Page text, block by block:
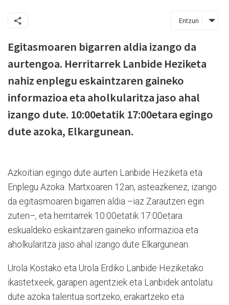
Entzun
Egitasmoaren bigarren aldia izango da
aurtengoa. Herritarrek Lanbide Heziketa
nahiz enplegu eskaintzaren gaineko
informazioa eta aholkularitza jaso ahal
izango dute. 10:00etatik 17:00etara egingo
dute azoka, Elkargunean.
Azkoitian egingo dute aurten Lanbide Heziketa eta
Enplegu Azoka. Martxoaren 12an, asteazkenez, izango
da egitasmoaren bigarren aldia –iaz Zarautzen egin
zuten–, eta herritarrek 10:00etatik 17:00etara
eskualdeko eskaintzaren gaineko informazioa eta
aholkularitza jaso ahal izango dute Elkargunean.
Urola Kostako eta Urola Erdiko Lanbide Heziketako
ikastetxeek, garapen agentziek eta Lanbidek antolatu
dute azoka talentua sortzeko, erakartzeko eta